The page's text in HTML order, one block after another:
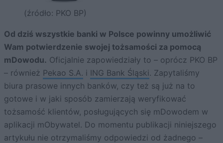
(źródło: PKO BP)
Od dziś wszystkie banki w Polsce powinny umożliwić
Wam potwierdzenie swojej tożsamości za pomocą
mDowodu. Oficjalnie zapowiedziały to – oprócz PKO BP
– również Pekao S.A. i ING Bank Śląski. Zapytaliśmy
biura prasowe innych banków, czy też są już na to
gotowe i w jaki sposób zamierzają weryfikować
tożsamość klientów, posługujących się mDowodem w
aplikacji mObywatel. Do momentu publikacji niniejszego
artykułu nie otrzymaliśmy odpowiedzi od żadnego –